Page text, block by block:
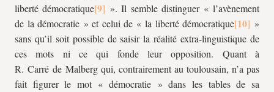
liberté démocratique
». Il semble distinguer « l’avènement
de la démocratie » et celui de « la liberté démocratique
»
sans qu’il soit possible de saisir la réalité extra-linguistique de
ces mots ni ce qui fonde leur opposition. Quant à
R. Carré de Malberg qui, contrairement au toulousain, n’a pas
fait figurer le mot « démocratie » dans les tables de sa